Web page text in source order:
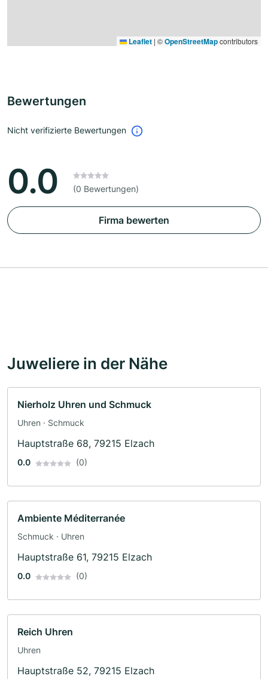
Leaflet | ©OpenStreetMapcontributors
Bewertungen
Nicht verifizierte Bewertungen
0.0 (0 Bewertungen)
Firma bewerten
Juweliere in der Nähe
Nierholz Uhren und Schmuck
Uhren · Schmuck
Hauptstraße 68, 79215 Elzach
0.0 (0)
Ambiente Méditerranée
Schmuck · Uhren
Hauptstraße 61, 79215 Elzach
0.0 (0)
Reich Uhren
Uhren
Hauptstraße 52, 79215 Elzach